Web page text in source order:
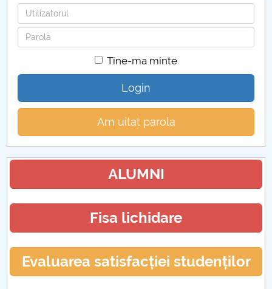
Utilizatorul
Parola
Tine-ma minte
Login
Am uitat parola
ALUMNI
Fisa lichidare
Evaluarea satisfacției studenților